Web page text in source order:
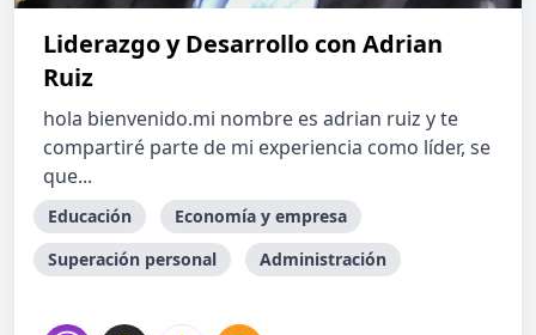
Liderazgo y Desarrollo con Adrian
Ruiz
hola bienvenido.mi nombre es adrian ruiz y te
compartiré parte de mi experiencia como líder, se
que...
Educación
Economía y empresa
Superación personal
Administración